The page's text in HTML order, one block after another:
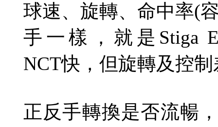
球速、旋轉、命中率(
手一樣，就是 Stiga
NCT快，但旋轉及控
正反手轉換是否流暢